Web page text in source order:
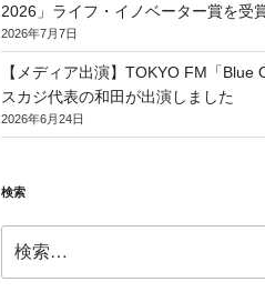
2026」ライフ・イノベーター賞を受
2026年7月7日
【メディア出演】TOKYO FM「Blue
スカジ代表の和田が出演しました
2026年6月24日
検索
索: